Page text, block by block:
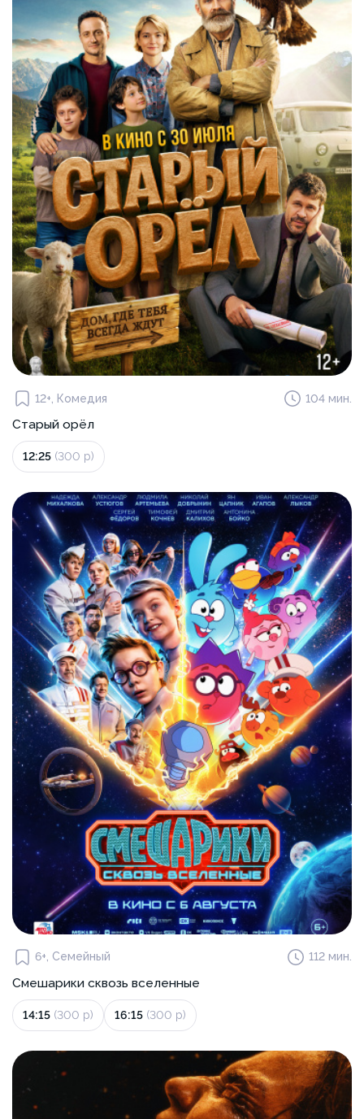
12+, Комедия 104 мин.
Старый орёл
12:25 (300 р)
6+, Семейный 112 мин.
Смешарики сквозь вселенные
14:15 (300 р) 16:15 (300 р)